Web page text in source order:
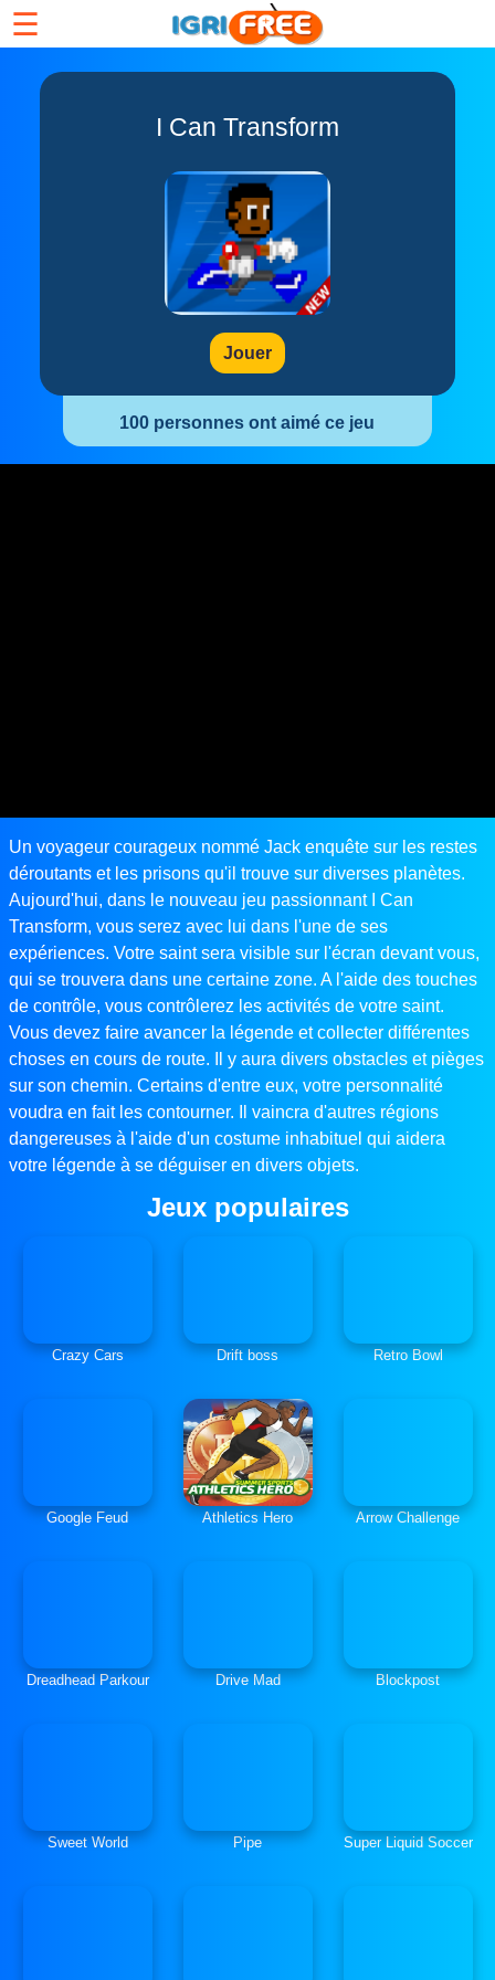
☰
I Can Transform
Jouer
100 personnes ont aimé ce jeu
Un voyageur courageux nommé Jack enquête sur les restes
déroutants et les prisons qu'il trouve sur diverses planètes.
Aujourd'hui, dans le nouveau jeu passionnant I Can
Transform, vous serez avec lui dans l'une de ses
expériences. Votre saint sera visible sur l'écran devant vous,
qui se trouvera dans une certaine zone. A l'aide des touches
de contrôle, vous contrôlerez les activités de votre saint.
Vous devez faire avancer la légende et collecter différentes
choses en cours de route. Il y aura divers obstacles et pièges
sur son chemin. Certains d'entre eux, votre personnalité
voudra en fait les contourner. Il vaincra d'autres régions
dangereuses à l'aide d'un costume inhabituel qui aidera
votre légende à se déguiser en divers objets.
Jeux populaires
Crazy Cars Drift boss Retro Bowl
Google Feud Athletics Hero Arrow Challenge
Dreadhead Parkour Drive Mad Blockpost
Sweet World Pipe Super Liquid Soccer